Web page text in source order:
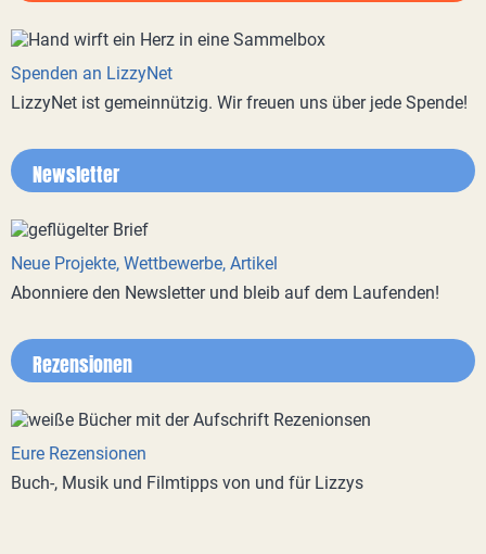
Spenden an LizzyNet
LizzyNet ist gemeinnützig. Wir freuen uns über jede Spende!
Newsletter
Neue Projekte, Wettbewerbe, Artikel
Abonniere den Newsletter und bleib auf dem Laufenden!
Rezensionen
Eure Rezensionen
Buch-, Musik und Filmtipps von und für Lizzys